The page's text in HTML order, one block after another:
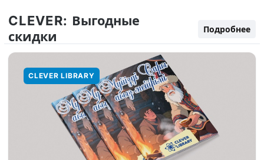
CLEVER: Выгодные
скидки
Подробнее
CLEVER LIBRARY